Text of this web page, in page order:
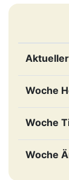
Woche
Woche
Woche